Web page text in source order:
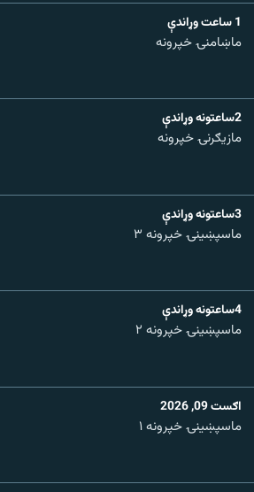
1 ساعت وړاندې
ماښامنۍ خپرونه
2ساعتونه وړاندې
مازیګرنۍ خپرونه
3ساعتونه وړاندې
ماسپښینۍ خپرونه ۳
4ساعتونه وړاندې
ماسپښينۍ خپرونه ۲
اګست 09, 2026
ماسپښينۍ خپرونه ۱